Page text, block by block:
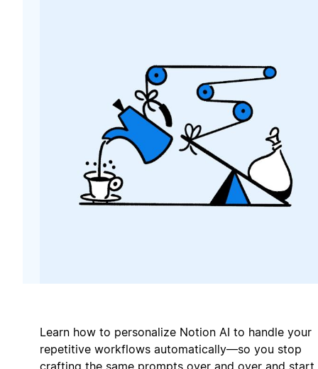
Learn how to personalize Notion AI to handle your
repetitive workflows automatically—so you stop
crafting the same prompts over and over and start